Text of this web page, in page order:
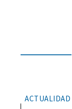
ACTUALIDAD